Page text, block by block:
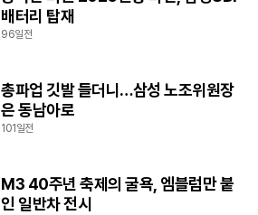
배터리 탑재
96일전
총파업 깃발 들더니…삼성 노조위원장
은 동남아로
101일전
M3 40주년 축제의 굴욕, 엠블럼만 붙
인 일반차 전시